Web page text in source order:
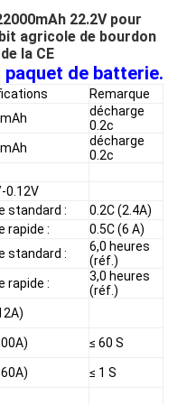
22.2V pour
agricole de bourdon
la CE
de batterie.
Remarque
décharge
0.2c
décharge
0.2c
0.12V
standard :
0.2C (2.4A)
rapide :
0.5C (6 A)
standard :
6,0 heures
(réf.)
rapide :
3,0 heures
(réf.)
≤ 60 S
≤ 1 S